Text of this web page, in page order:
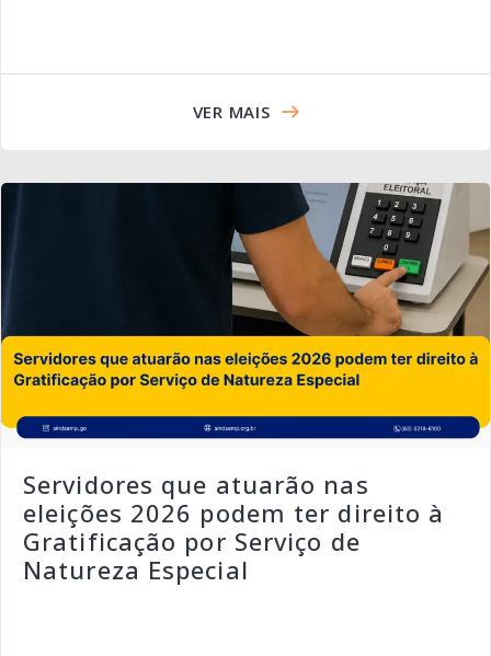
VER MAIS
Servidores que atuarão nas
eleições 2026 podem ter direito à
Gratificação por Serviço de
Natureza Especial